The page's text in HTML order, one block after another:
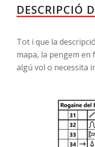
DESCRIPCIÓ
Tot i que la
mapa, la pengem en
algú vol o necessita